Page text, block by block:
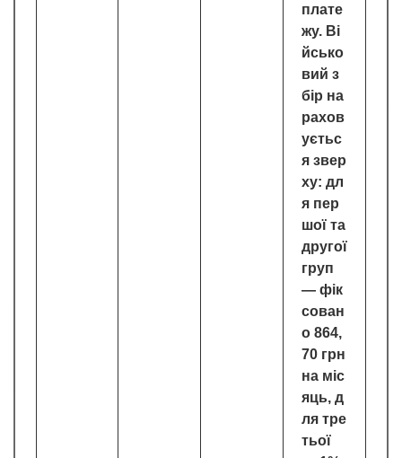
плате
жу. Ві
йсько
вий з
бір на
рахов
уєтьс
я звер
ху: дл
я пер
шої та
другої
груп
— фік
сован
о 864,
70 грн
на міс
яць, д
ля тре
тьої